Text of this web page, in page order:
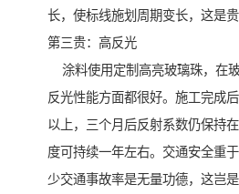
长，使标线施划周期变长，这是贵
第三贵：高反光
涂料使用定制高亮玻璃珠，在玻
反光性能方面都很好。施工完成
以上，三个月后反射系数仍保持
度可持续一年左右。交通安全重
少交通事故率是无量功德，这岂